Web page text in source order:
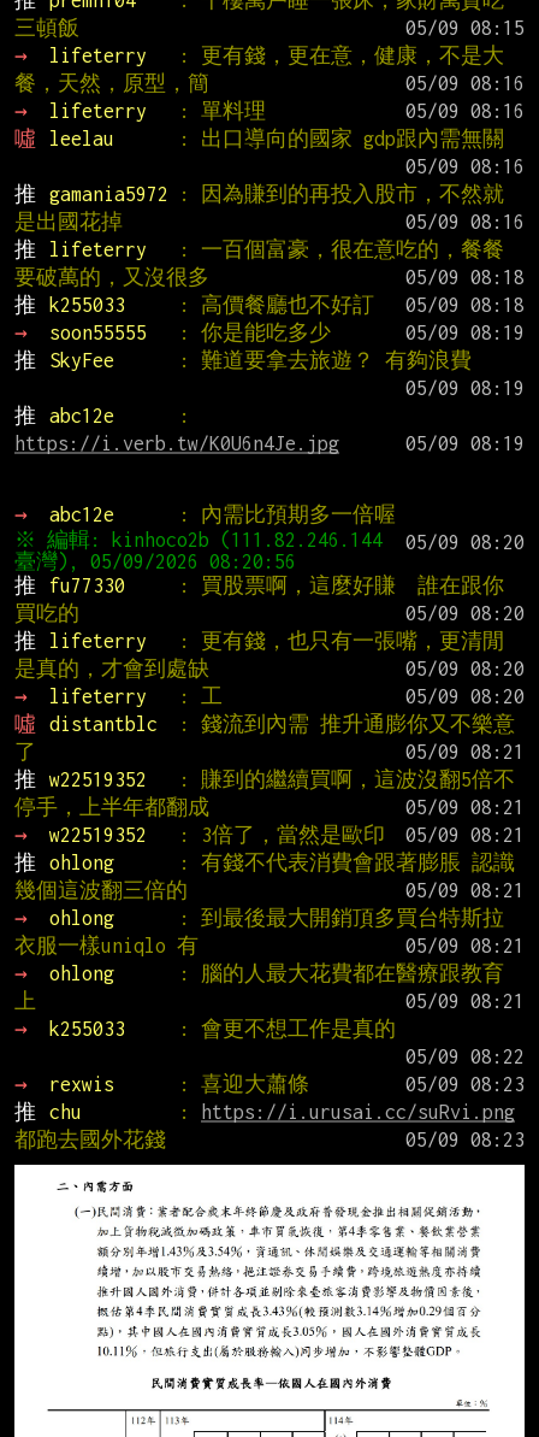
三頓飯
→
lifeterry
: 更有錢，更在意，健康，不是大
餐，天然，原型，簡
→
lifeterry : 單料理
噓
leelau
: 出口導向的國家 gdp跟內需無關
推
gamania5972
: 因為賺到的再投入股市，不然就
是出國花掉
推
lifeterry
: 一百個富豪，很在意吃的，餐餐
要破萬的，又沒很多
推
k255033 : 高價餐廳也不好訂
→
soon55555 : 你是能吃多少
推
SkyFee
: 難道要拿去旅遊？ 有夠浪費
推
abc12e
https://i.verb.tw/K0U6n4Je.jpg
→ abc12e
: 內需比預期多一倍喔
※ 編輯: kinhoco2b (111.82.246.144
推
fu77330
: 買股票啊，這麼好賺  誰在跟你
買吃的
推
lifeterry
: 更有錢，也只有一張嘴，更清閒
是真的，才會到處缺
→
lifeterry : 工
噓
distantblc
: 錢流到內需 推升通膨你又不樂意
了
推
w22519352
: 賺到的繼續買啊，這波沒翻5倍不
停手，上半年都翻成
→
w22519352 : 3倍了，當然是歐印
推
ohlong
: 有錢不代表消費會跟著膨脹 認識
幾個這波翻三倍的
→
ohlong
: 到最後最大開銷頂多買台特斯拉
衣服一樣uniqlo 有
→
ohlong
: 腦的人最大花費都在醫療跟教育
上
→
k255033
: 會更不想工作是真的
→
rexwis : 喜迎大蕭條
推
chu :
https://i.urusai.cc/suRvi.png
都跑去國外花錢